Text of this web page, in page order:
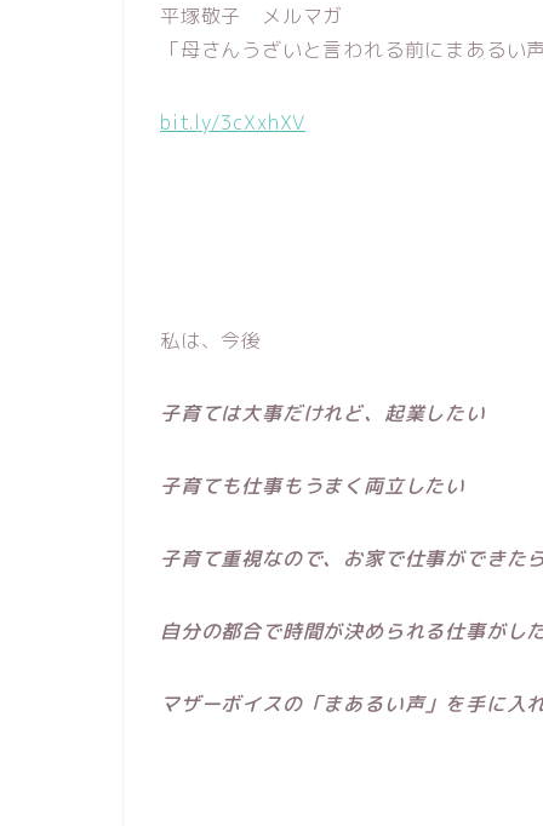
平塚敬子 メルマガ
「母さんうざいと言われる前にまあるい
bit.ly/3cXxhXV
私は、今後
子育ては大事だけれど、起業したい
子育ても仕事もうまく両立したい
子育て重視なので、お家で仕事ができた
自分の都合で時間が決められる仕事がし
マザーボイスの「まあるい声」を手に入